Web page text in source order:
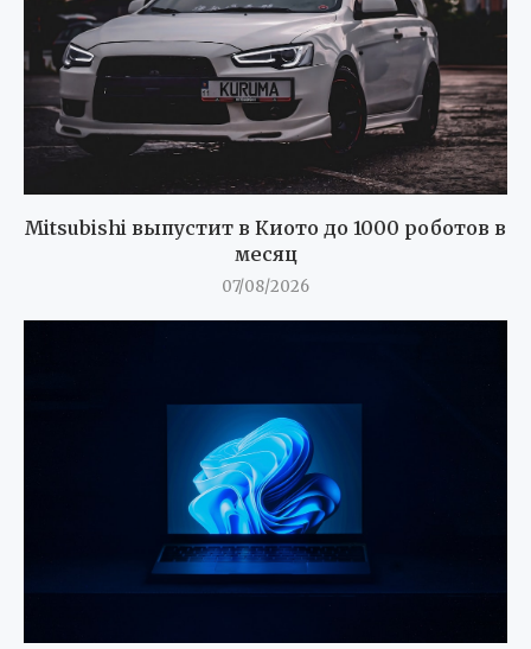
Mitsubishi выпустит в Киото до 1000 роботов в
месяц
07/08/2026